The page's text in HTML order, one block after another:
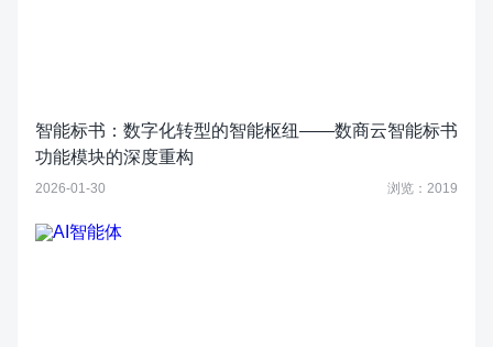
智能标书：数字化转型的智能枢纽——数商云智能标书
功能模块的深度重构
2026-01-30 浏览：2019